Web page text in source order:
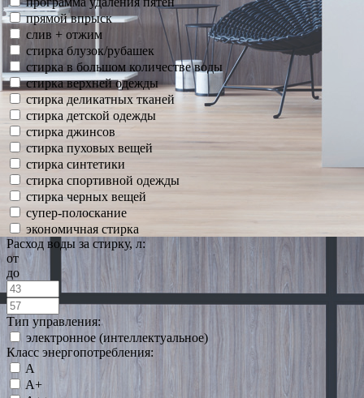
прямой впрыск
слив + отжим
стирка блузок/рубашек
стирка в большом количестве воды
стирка верхней одежды
стирка деликатных тканей
стирка детской одежды
стирка джинсов
стирка пуховых вещей
стирка синтетики
стирка спортивной одежды
стирка черных вещей
супер-полоскание
экономичная стирка
Расход воды за стирку, л:
от
до
Тип управления:
электронное (интеллектуальное)
Класс энергопотребления:
A
A+